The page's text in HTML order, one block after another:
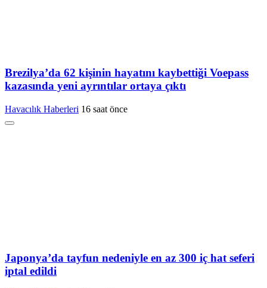
Brezilya’da 62 kişinin hayatını kaybettiği Voepass
kazasında yeni ayrıntılar ortaya çıktı
Havacılık Haberleri 16 saat önce
Japonya’da tayfun nedeniyle en az 300 iç hat seferi
iptal edildi